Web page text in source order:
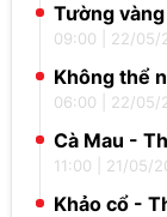
Tường
09:00 22/05/
Không thể
06:00 22/05/
Cà Mau -
11:00 21/05/
Khảo cổ -